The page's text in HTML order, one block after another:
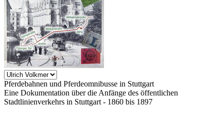
Pferdebahnen und Pferdeomnibusse in Stuttgart
Eine Dokumentation über die Anfänge des öffentlichen
Stadtlinienverkehrs in Stuttgart - 1860 bis 1897